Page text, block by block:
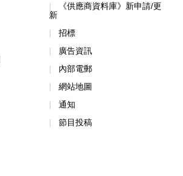
《供應商資料庫》新申請/更
新
招標
廣告資訊
內部電郵
網站地圖
通知
節目投稿